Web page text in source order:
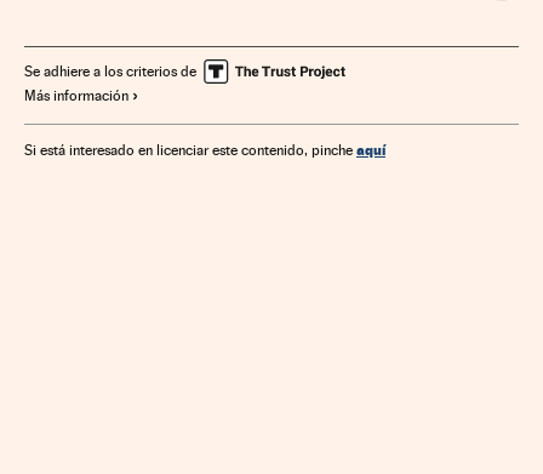
Se adhiere a los criterios de
Más información
Si está interesado en licenciar este contenido, pinche aquí